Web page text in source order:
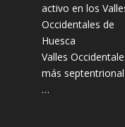
Valles
más
…